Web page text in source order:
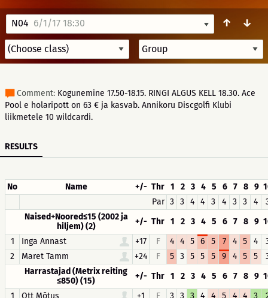
N04 6/1/17 18:30 ↑ ↓
Comment: Kogunemine 17.50-18.15. RINGI ALGUS KELL 18.30. Ace
Pool e holaripott on 63 € ja kasvab. Annikoru Discgolfi Klubi
liikmetele 10 wildcardi.
RESULTS
No Name +/- Thr 1 2 3 4 5 6 7 8 9
Par 3 3 4 4 3 4 3 3 4
Naised+Noored≤15 (2002 ja
hiljem) (2)
+/- Thr 1 2 3 4 5 6 7 8 9
1
Inga Annast +17 F 4 4 5 6 5 7 4 5 4
2
Maret Tamm +24 F 5 3 5 5 5 9 4 5 5
Harrastajad (Metrix reiting
≤850) (15)
+/- Thr 1 2 3 4 5 6 7 8 9
1
Ott Mõtus +1 F 3 3 3 4 4 5 4 4 3